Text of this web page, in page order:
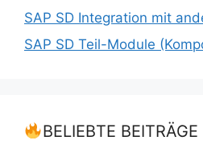
SAP SD Integration mit
SAP SD Teil-Module
BELIEBTE BEITRÄGE